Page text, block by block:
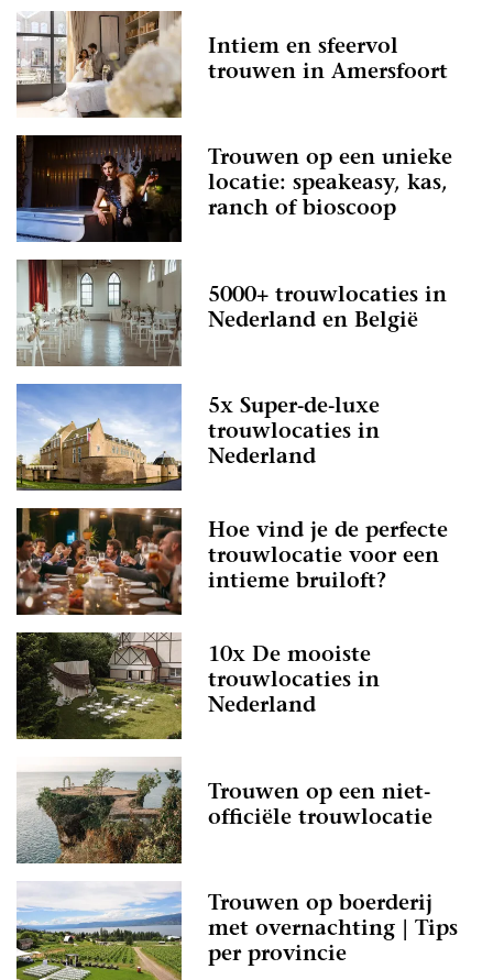
Intiem en sfeervol
trouwen in Amersfoort
Trouwen op een unieke
locatie: speakeasy, kas,
ranch of bioscoop
5000+ trouwlocaties in
Nederland en België
5x Super-de-luxe
trouwlocaties in
Nederland
Hoe vind je de perfecte
trouwlocatie voor een
intieme bruiloft?
10x De mooiste
trouwlocaties in
Nederland
Trouwen op een niet-
officiële trouwlocatie
Trouwen op boerderij
met overnachting | Tips
per provincie